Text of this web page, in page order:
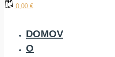
0,00 €
DOMOV
O